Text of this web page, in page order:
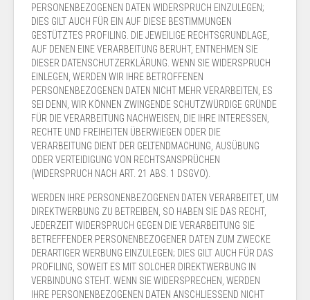
PERSONENBEZOGENEN DATEN WIDERSPRUCH EINZULEGEN;
DIES GILT AUCH FÜR EIN AUF DIESE BESTIMMUNGEN
GESTÜTZTES PROFILING. DIE JEWEILIGE RECHTSGRUNDLAGE,
AUF DENEN EINE VERARBEITUNG BERUHT, ENTNEHMEN SIE
DIESER DATENSCHUTZERKLÄRUNG. WENN SIE WIDERSPRUCH
EINLEGEN, WERDEN WIR IHRE BETROFFENEN
PERSONENBEZOGENEN DATEN NICHT MEHR VERARBEITEN, ES
SEI DENN, WIR KÖNNEN ZWINGENDE SCHUTZWÜRDIGE GRÜNDE
FÜR DIE VERARBEITUNG NACHWEISEN, DIE IHRE INTERESSEN,
RECHTE UND FREIHEITEN ÜBERWIEGEN ODER DIE
VERARBEITUNG DIENT DER GELTENDMACHUNG, AUSÜBUNG
ODER VERTEIDIGUNG VON RECHTSANSPRÜCHEN
(WIDERSPRUCH NACH ART. 21 ABS. 1 DSGVO).
WERDEN IHRE PERSONENBEZOGENEN DATEN VERARBEITET, UM
DIREKTWERBUNG ZU BETREIBEN, SO HABEN SIE DAS RECHT,
JEDERZEIT WIDERSPRUCH GEGEN DIE VERARBEITUNG SIE
BETREFFENDER PERSONENBEZOGENER DATEN ZUM ZWECKE
DERARTIGER WERBUNG EINZULEGEN; DIES GILT AUCH FÜR DAS
PROFILING, SOWEIT ES MIT SOLCHER DIREKTWERBUNG IN
VERBINDUNG STEHT. WENN SIE WIDERSPRECHEN, WERDEN
IHRE PERSONENBEZOGENEN DATEN ANSCHLIESSEND NICHT